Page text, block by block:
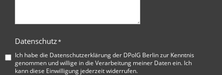
Datenschutz*
Ich habe die Datenschutzerklärung der DPolG Berlinzur Kenntnis
genommen und willige in die Verarbeitung meiner Daten ein. Ich
kann diese Einwilligung jederzeit widerrufen.